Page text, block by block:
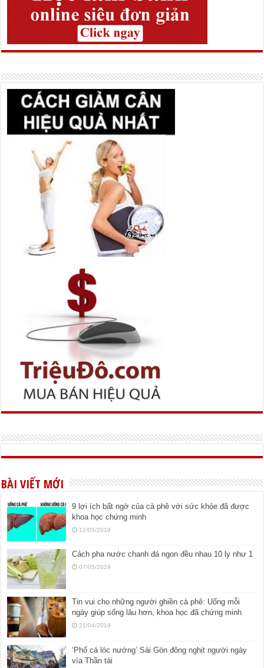
BÀI VIẾT MỚI
9 lợi ích bất ngờ của cà phê với sức khỏe đã được
khoa học chứng minh
12/05/2019
Cách pha nước chanh đá ngon đều nhau 10 ly như 1
07/05/2019
Tin vui cho những người ghiền cà phê: Uống mỗi
ngày giúp sống lâu hơn, khoa học đã chứng minh
21/04/2019
‘Phố cá lóc nướng’ Sài Gòn đông nghịt người ngày
vía Thần tài